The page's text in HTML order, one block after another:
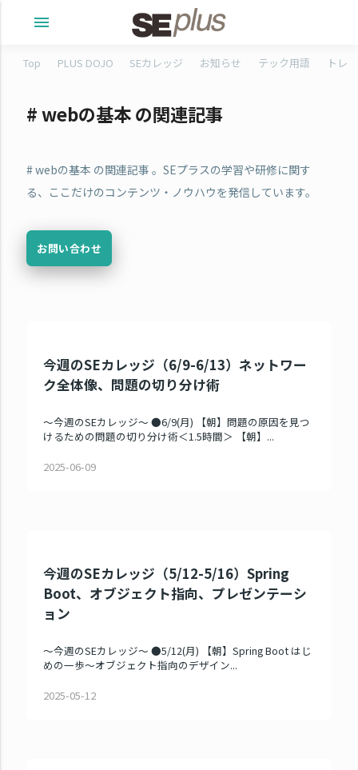
menu
Top PLUS DOJO SEカレッジ お知らせ テック用語 トレ
# webの基本 の関連記事
# webの基本 の関連記事 。SEプラスの学習や研修に関す
る、ここだけのコンテンツ・ノウハウを発信しています。
お問い合わせ
今週のSEカレッジ（6/9-6/13）ネットワー
ク全体像、問題の切り分け術
～今週のSEカレッジ～ ●6/9(月) 【朝】問題の原因を見つ
けるための問題の切り分け術＜1.5時間＞ 【朝】...
2025-06-09
今週のSEカレッジ（5/12-5/16）Spring
Boot、オブジェクト指向、プレゼンテーシ
ョン
～今週のSEカレッジ～ ●5/12(月) 【朝】Spring Boot はじ
めの一歩～オブジェクト指向のデザイン...
2025-05-12